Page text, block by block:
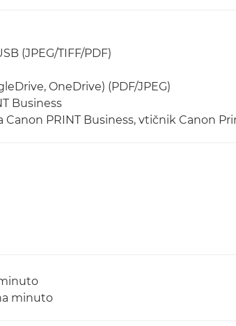
(JPEG/TIFF/PDF)
OneDrive) (PDF/JPEG)
Business
PRINT Business, vtičnik Canon
minuto